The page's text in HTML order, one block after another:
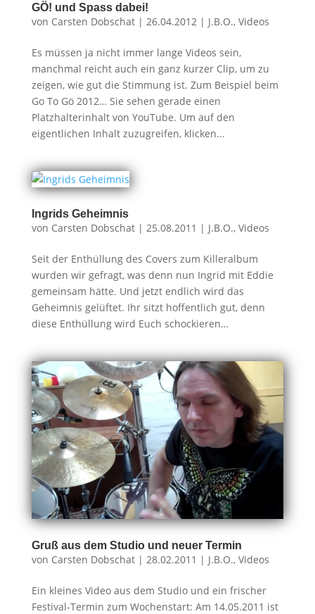
GÖ! und Spass dabei!
von Carsten Dobschat| 26.04.2012 | J.B.O., Videos
Es müssen ja nicht immer lange Videos sein,
manchmal reicht auch ein ganz kurzer Clip, um zu
zeigen, wie gut die Stimmung ist. Zum Beispiel beim
Go To Gö 2012… Sie sehen gerade einen
Platzhalterinhalt von YouTube. Um auf den
eigentlichen Inhalt zuzugreifen, klicken...
Ingrids Geheimnis
von Carsten Dobschat| 25.08.2011 | J.B.O., Videos
Seit der Enthüllung des Covers zum Killeralbum
wurden wir gefragt, was denn nun Ingrid mit Eddie
gemeinsam hätte. Und jetzt endlich wird das
Geheimnis gelüftet. Ihr sitzt hoffentlich gut, denn
diese Enthüllung wird Euch schockieren…
Gruß aus dem Studio und neuer Termin
von Carsten Dobschat| 28.02.2011 | J.B.O., Videos
Ein kleines Video aus dem Studio und ein frischer
Festival-Termin zum Wochenstart: Am 14.05.2011 ist